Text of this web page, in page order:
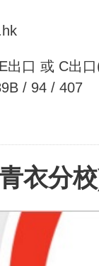
出口 或 C出
/ 94 / 407
衣分